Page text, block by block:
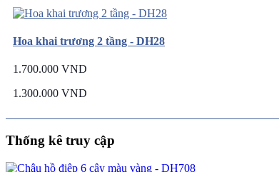
Hoa khai trương 2 tầng - DH28
1.700.000 VND
1.300.000 VND
Thống kê truy cập